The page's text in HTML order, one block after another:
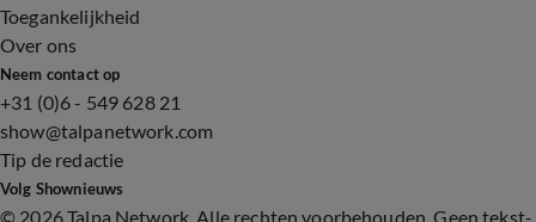
Toegankelijkheid
Over ons
Neem contact op
+31 (0)6 - 549 628 21
show@talpanetwork.com
Tip de redactie
Volg Shownieuws
© 2026 Talpa Network. Alle rechten voorbehouden. Geen tekst-